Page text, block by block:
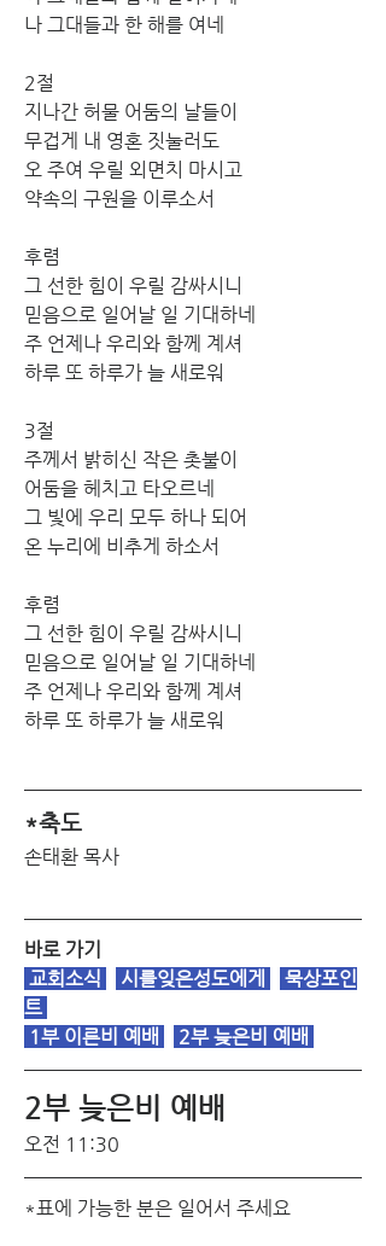
나 그대들과 한 해를 여네
2절
지나간 허물 어둠의 날들이
무겁게 내 영혼 짓눌러도
오 주여 우릴 외면치 마시고
약속의 구원을 이루소서
후렴
그 선한 힘이 우릴 감싸시니
믿음으로 일어날 일 기대하네
주 언제나 우리와 함께 계셔
하루 또 하루가 늘 새로워
3절
주께서 밝히신 작은 촛불이
어둠을 헤치고 타오르네
그 빛에 우리 모두 하나 되어
온 누리에 비추게 하소서
후렴
그 선한 힘이 우릴 감싸시니
믿음으로 일어날 일 기대하네
주 언제나 우리와 함께 계셔
하루 또 하루가 늘 새로워
*축도
손태환 목사
바로 가기
교회소식
시를잊은성도에게
묵상포인
트
1부 이른비 예배
2부 늦은비 예배
2부 늦은비 예배
오전 11:30
*표에 가능한 분은 일어서 주세요